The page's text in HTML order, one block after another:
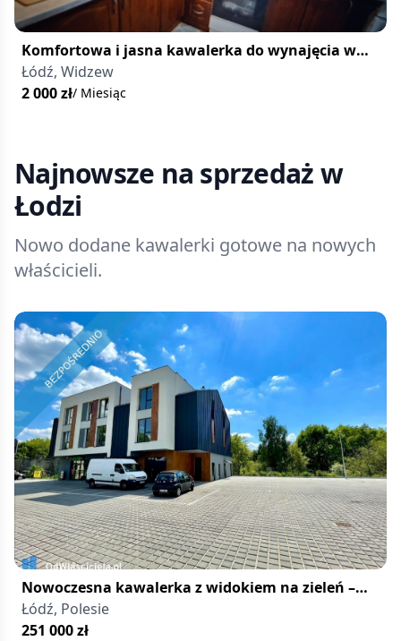
Komfortowa i jasna kawalerka do wynajęcia w
Łodzi na Widzewie
Łódź, Widzew
2 000zł/ Miesiąc
Najnowsze na sprzedażw
Łodzi
Nowo dodane kawalerki gotowe na nowych
właścicieli.
Nowoczesna kawalerka z widokiem na zieleń –
Łódź Polesie
Łódź, Polesie
251 000zł